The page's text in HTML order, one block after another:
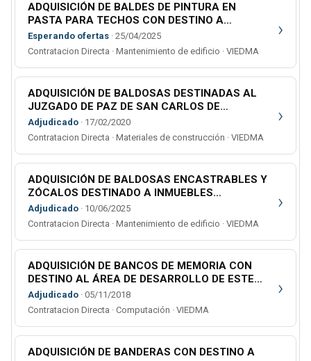
ADQUISICIÓN DE BALDES DE PINTURA EN
PASTA PARA TECHOS CON DESTINO A
SUBGERENCIA ADMINISTRATIVA DE LA IIDA.
CIRCUNSCRIPCIÓN JUDICIAL CON ASIENTO DE
Esperando ofertas · 25/04/2025
Contratacion Directa · Mantenimiento de edificio · VIEDMA
›
ADQUISICIÓN DE BALDOSAS DESTINADAS AL
JUZGADO DE PAZ DE SAN CARLOS DE
BARILOCHE
Adjudicado · 17/02/2020
Contratacion Directa · Materiales de construcción · VIEDMA
›
ADQUISICIÓN DE BALDOSAS ENCASTRABLES Y
ZÓCALOS DESTINADO A INMUEBLES
ALQUILADOS
Adjudicado · 10/06/2025
Contratacion Directa · Mantenimiento de edificio · VIEDMA
›
ADQUISICIÓN DE BANCOS DE MEMORIA CON
DESTINO AL ÁREA DE DESARROLLO DE ESTE
PODER
Adjudicado · 05/11/2018
Contratacion Directa · Computación · VIEDMA
›
ADQUISICIÓN DE BANDERAS CON DESTINO A